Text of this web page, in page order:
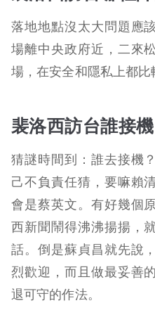
落地地點沒太大問題應
場離中央政府近，二來
場，在安全和隱私上都比
裴洛西訪台誰接機
猜謎時間到：誰去接機
己不負責任猜，要嘛賴
會是蔡英文。有好幾個
西新聞鬧得沸沸揚揚，
話。倒是蘇貞昌就先說
烈歡迎，而且做最妥善
退可守的作法。